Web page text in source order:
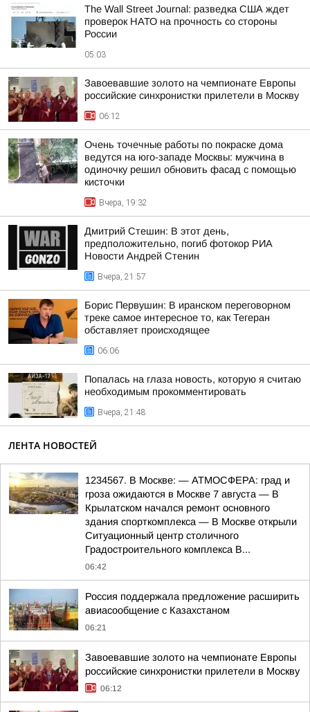
The Wall Street Journal: разведка США ждет
проверок НАТО на прочность со стороны
России
05:03
Завоевавшие золото на чемпионате Европы
российские синхронистки прилетели в Москву
06:12
Очень точечные работы по покраске дома
ведутся на юго-западе Москвы: мужчина в
одиночку решил обновить фасад с помощью
кисточки
Вчера, 19:32
Дмитрий Стешин: В этот день,
предположительно, погиб фотокор РИА
Новости Андрей Стенин
Вчера, 21:57
Борис Первушин: В иранском переговорном
треке самое интересное то, как Тегеран
обставляет происходящее
06:06
Попалась на глаза новость, которую я считаю
необходимым прокомментировать
Вчера, 21:48
ЛЕНТА НОВОСТЕЙ
1234567. В Москве: — АТМОСФЕРА: град и
гроза ожидаются в Москве 7 августа — В
Крылатском начался ремонт основного
здания спорткомплекса — В Москве открыли
Ситуационный центр столичного
Градостроительного комплекса В...
06:42
Россия поддержала предложение расширить
авиасообщение с Казахстаном
06:21
Завоевавшие золото на чемпионате Европы
российские синхронистки прилетели в Москву
06:12